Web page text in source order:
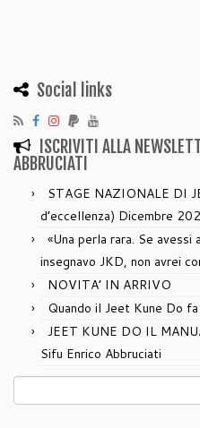
Social links
ISCRIVITI ALLA
ABBRUCIATI
STAGE NAZIONALE DI
d’eccellenza) Dicembre
«Una perla rara. Se
insegnavo JKD, non avrei
NOVITA’ IN ARRIVO
Quando il Jeet Kune Do
JEET KUNE DO IL
Sifu Enrico Abbruciati
per: